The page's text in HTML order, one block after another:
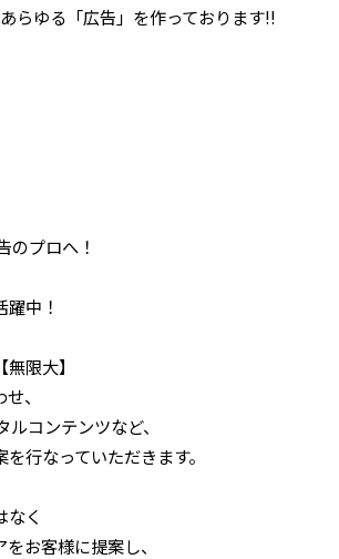
らゆる「広告」を作っております!!
のプロへ！
中！
限大】
、
コンテンツなど、
行なっていただきます。
なく
お客様に提案し、